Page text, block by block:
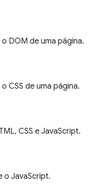
DOM de uma página.
CSS de uma página.
CSS e JavaScript.
o JavaScript.